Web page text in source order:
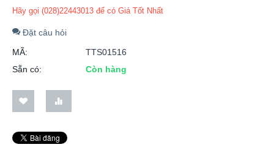
Hãy gọi (028)22443013 để có Giá Tốt Nhất
Đặt câu hỏi
MÃ:
TTS01516
Sẵn có:
Còn hàng